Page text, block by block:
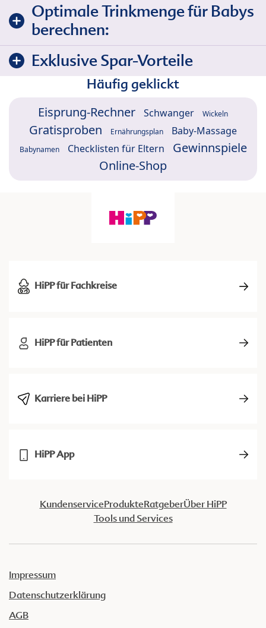
Optimale Trinkmenge für Babys
berechnen:
Exklusive Spar-Vorteile
Häufig geklickt
Eisprung-Rechner Schwanger Wickeln
Gratisproben Ernährungsplan Baby-Massage
Babynamen Checklisten für Eltern
Gewinnspiele
Online-Shop
HiPP für Fachkreise
HiPP für Patienten
Karriere bei HiPP
HiPP App
KundenserviceProdukteRatgeberÜber HiPP
Tools und Services
Impressum
Datenschutzerklärung
AGB